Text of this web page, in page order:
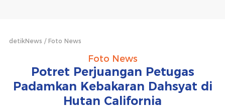
detikNews Foto News
Foto News
Potret Perjuangan Petugas
Padamkan Kebakaran Dahsyat di
Hutan California